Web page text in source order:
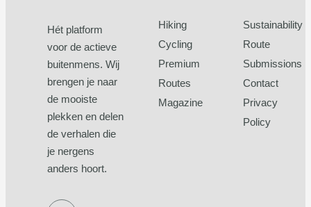
Hét platform
voor de actieve
buitenmens. Wij
brengen je naar
de mooiste
plekken en delen
de verhalen die
je nergens
anders hoort.
Hiking
Cycling
Premium
Routes
Magazine
Sustainability
Route
Submissions
Contact
Privacy
Policy